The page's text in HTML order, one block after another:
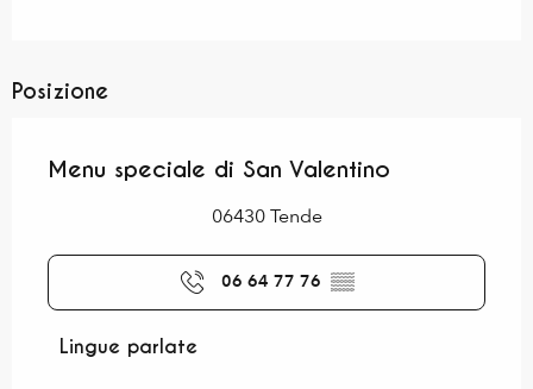
Posizione
Menu speciale di San Valentino
06430 Tende
06 64 77 76 ▒▒
Lingue parlate
Lingue parlate